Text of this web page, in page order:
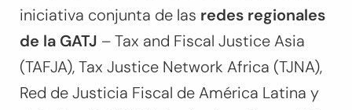
iniciativa conjunta de las redes regionales
de la GATJ – Tax and Fiscal Justice Asia
(TAFJA), Tax Justice Network Africa (TJNA),
Red de Justicia Fiscal de América Latina y